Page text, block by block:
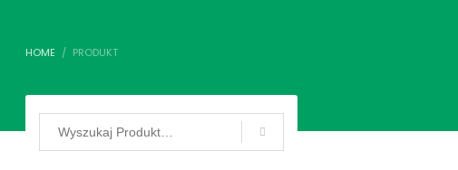
HOME PRODUKT